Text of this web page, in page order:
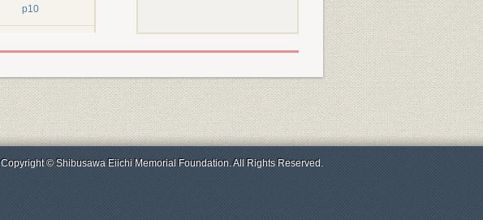
p10
p13
p14
p15
Copyright © Shibusawa Eiichi Memorial Foundation. All Rights Reserved.